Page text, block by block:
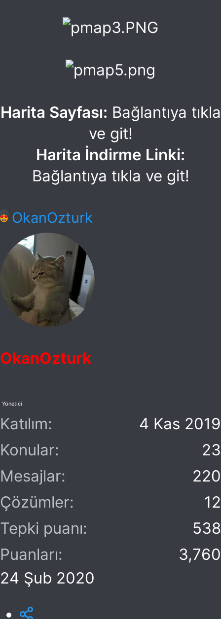
Harita Sayfası: Bağlantıya tıkla
ve git!
Harita İndirme Linki:
Bağlantıya tıkla ve git!​
T
p
r
OkanOzturk
OkanOzturk
Yönetici
Katılım
4 Kas 2019
Konular
23
Mesajlar
220
Çözümler
12
Tepki puanı
538
Puanları
3,760
24 Şub 2020